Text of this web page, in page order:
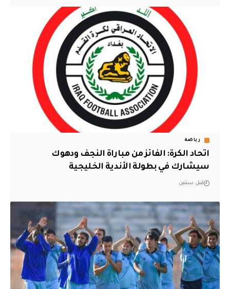
رياضة
اتحاد الكرة: الفائز من مباراة النجف ودهوك
سيشارك في بطولة الأندية الخليجية
قبل سنتين